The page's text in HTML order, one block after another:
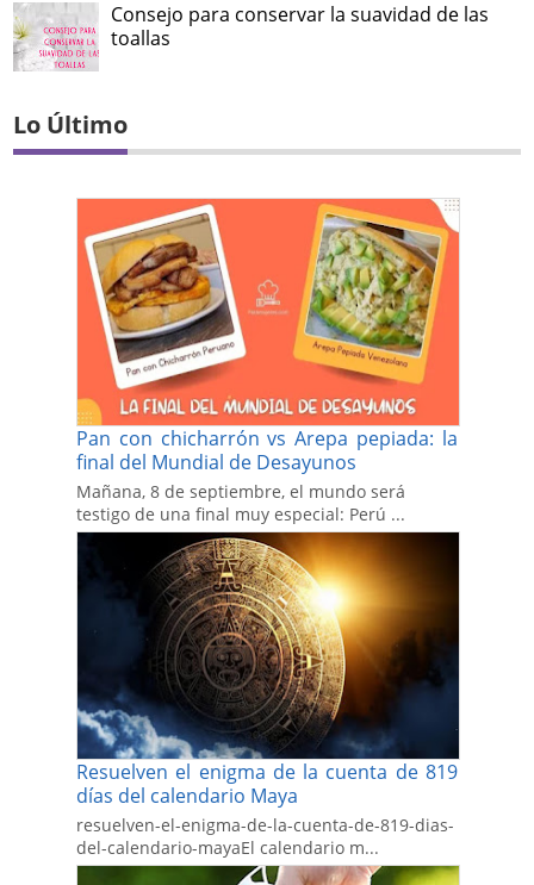
Consejo para conservar la suavidad de las
toallas
Lo Último
Pan con chicharrón vs Arepa pepiada: la
final del Mundial de Desayunos
Mañana, 8 de septiembre, el mundo será
testigo de una final muy especial: Perú ...
Resuelven el enigma de la cuenta de 819
días del calendario Maya
resuelven-el-enigma-de-la-cuenta-de-819-dias-
del-calendario-mayaEl calendario m...